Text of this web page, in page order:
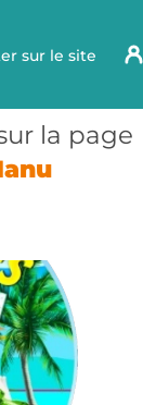
sur le site
la page